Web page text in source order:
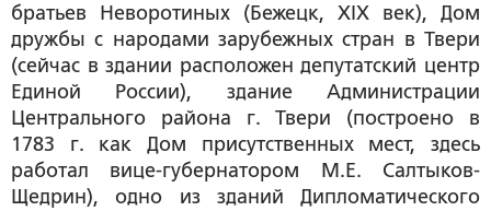
братьев Неворотиных (Бежецк, XIX век), Дом
дружбы с народами зарубежных стран в Твери
(сейчас в здании расположен депутатский центр
Единой России), здание Администрации
Центрального района г. Твери (построено в
1783 г. как Дом присутственных мест, здесь
работал вице-губернатором М.Е. Салтыков-
Щедрин), одно из зданий Дипломатического